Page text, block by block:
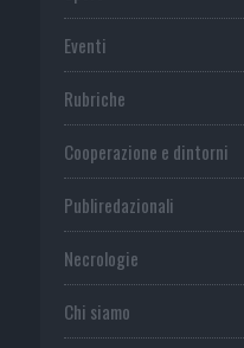
Eventi
Rubriche
Cooperazione e dintorni
Publiredazionali
Necrologie
Chi siamo